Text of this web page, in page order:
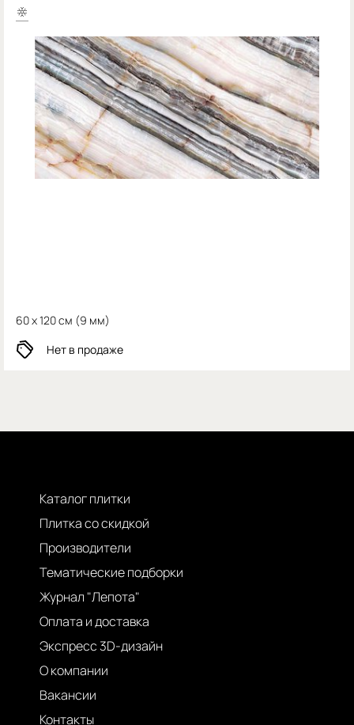
60 x 120 см (9 мм)
Нет в продаже
Каталог плитки
Плитка со скидкой
Производители
Тематические подборки
Журнал "Лепота"
Оплата и доставка
Экспресс 3D-дизайн
О компании
Вакансии
Контакты